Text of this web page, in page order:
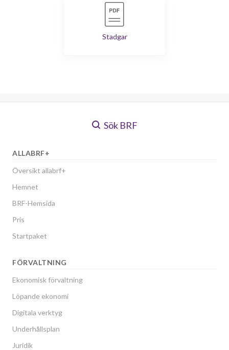
Stadgar
Sök BRF
ALLABRF+
Översikt allabrf+
Hemnet
BRF-Hemsida
Pris
Startpaket
FÖRVALTNING
Ekonomisk förvaltning
Löpande ekonomi
Digitala verktyg
Underhållsplan
Juridik